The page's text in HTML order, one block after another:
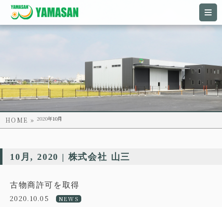
HOME 2020年10月
10月, 2020 | 株式会社 山三
古物商許可を取得
2020.10.05 NEWS